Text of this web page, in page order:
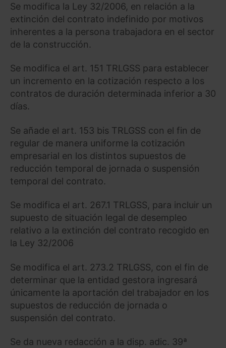
Se modifica la Ley 32/2006, en relación a la
extinción del contrato indefinido por motivos
inherentes a la persona trabajadora en el sector
de la construcción.
Se modifica el art. 151 TRLGSS para establecer
un incremento en la cotización respecto a los
contratos de duración determinada inferior a 30
días.
Se añade el art. 153 bis TRLGSS con el fin de
regular de manera uniforme la cotización
empresarial en los distintos supuestos de
reducción temporal de jornada o suspensión
temporal del contrato.
Se modifica el art. 267.1 TRLGSS, para incluir un
supuesto de situación legal de desempleo
relativo a la extinción del contrato recogido en
la Ley 32/2006
Se modifica el art. 273.2 TRLGSS, con el fin de
determinar que la entidad gestora ingresará
únicamente la aportación del trabajador en los
supuestos de reducción de jornada o
suspensión del contrato.
Se da nueva redacción a la disp. adic. 39ª